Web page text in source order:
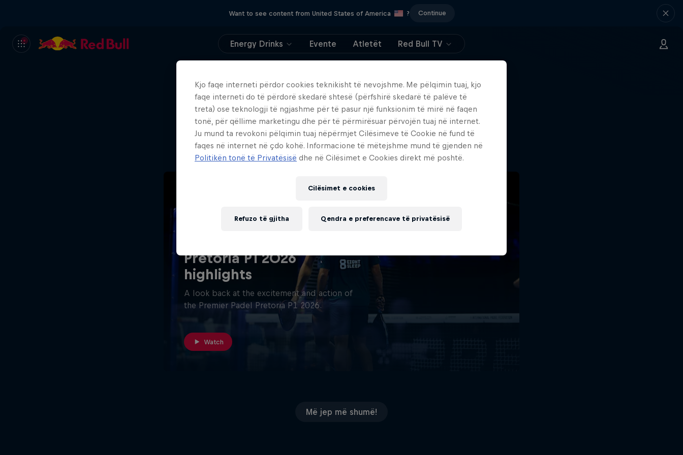
Want to see content from United States of America ? Continue
Energy Drinks Evente Atletët Red Bull TV
404
Epo, kjo është e turpshme.
Ku shkoi faqja ?!
Pretoria P1 2026
highlights
A look back at the excitement and action of
the Premier Padel Pretoria P1 2026.
Watch
Më jep më shumë!
Kjo faqe interneti përdor cookies teknikisht të nevojshme. Me pëlqimin tuaj, kjo
faqe interneti do të përdorë skedarë shtesë (përfshirë skedarë të palëve të
treta) ose teknologji të ngjashme për të pasur një funksionim të mirë në faqen
tonë, për qëllime marketingu dhe për të përmirësuar përvojën tuaj në internet.
Ju mund ta revokoni pëlqimin tuaj nëpërmjet Cilësimeve të Cookie në fund të
faqes në internet në çdo kohë. Informacione të mëtejshme mund të gjenden në
Politikën tonë të Privatësisë dhe në Cilësimet e Cookies direkt më poshtë.
Cilësimet e cookies
Refuzo të gjitha Qendra e preferencave të privatësisë